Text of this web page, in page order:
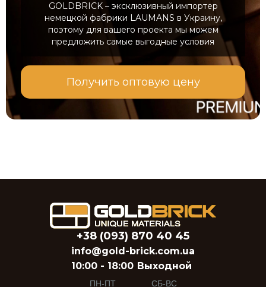
GOLDBRICK – эксклюзивный импортер
немецкой фабрики LAUMANS в Украину,
поэтому для вашего проекта мы можем
предложить самые выгодные условия
Получить оптовую цену
+38 (093) 870 40 45
info@gold-brick.com.ua
10:00 - 18:00
ПН-ПТ
Выходной
СБ-ВС